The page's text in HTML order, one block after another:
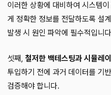
이러한 상황에 대비하여 시스템
게 정확한 정보를 전달하도록 설
발생 시 원인 파악에 필수적입니
셋째, 철저한 백테스팅과 시뮬레
투입하기 전에 과거 데이터를 기
검증해야 합니다.